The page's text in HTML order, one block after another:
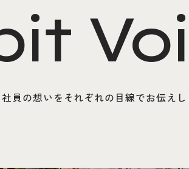
員の想いをそれぞれの目線でお伝えし